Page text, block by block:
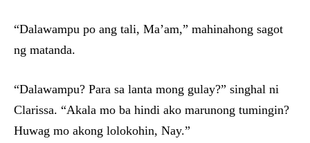
“Dalawampu po ang tali, Ma’am,” mahinahong sagot
ng matanda.
“Dalawampu? Para sa lanta mong gulay?” singhal ni
Clarissa. “Akala mo ba hindi ako marunong tumingin?
Huwag mo akong lolokohin, Nay.”